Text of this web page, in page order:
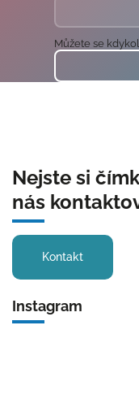
Můžete se
Nejste si
nás
Kontakt
Instagram